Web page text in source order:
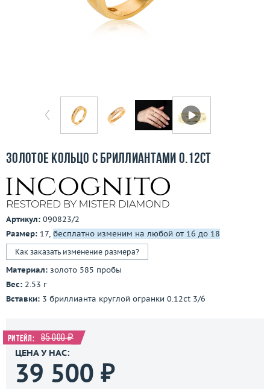
Бесплатная доставка
Контакты
Заказать звонок
Золотое кольцо с бриллиантами 0.12ct
Артикул: 090823/2
Размер: 17, бесплатно изменим на любой от 16 до 18
Как заказать изменение размера?
Материал: золото 585 пробы
Вес: 2.53 г
Вставки: 3 бриллианта круглой огранки 0.12ct 3/6
Ритейл: 85 000 ₽
ЦЕНА У НАС:
39 500 ₽